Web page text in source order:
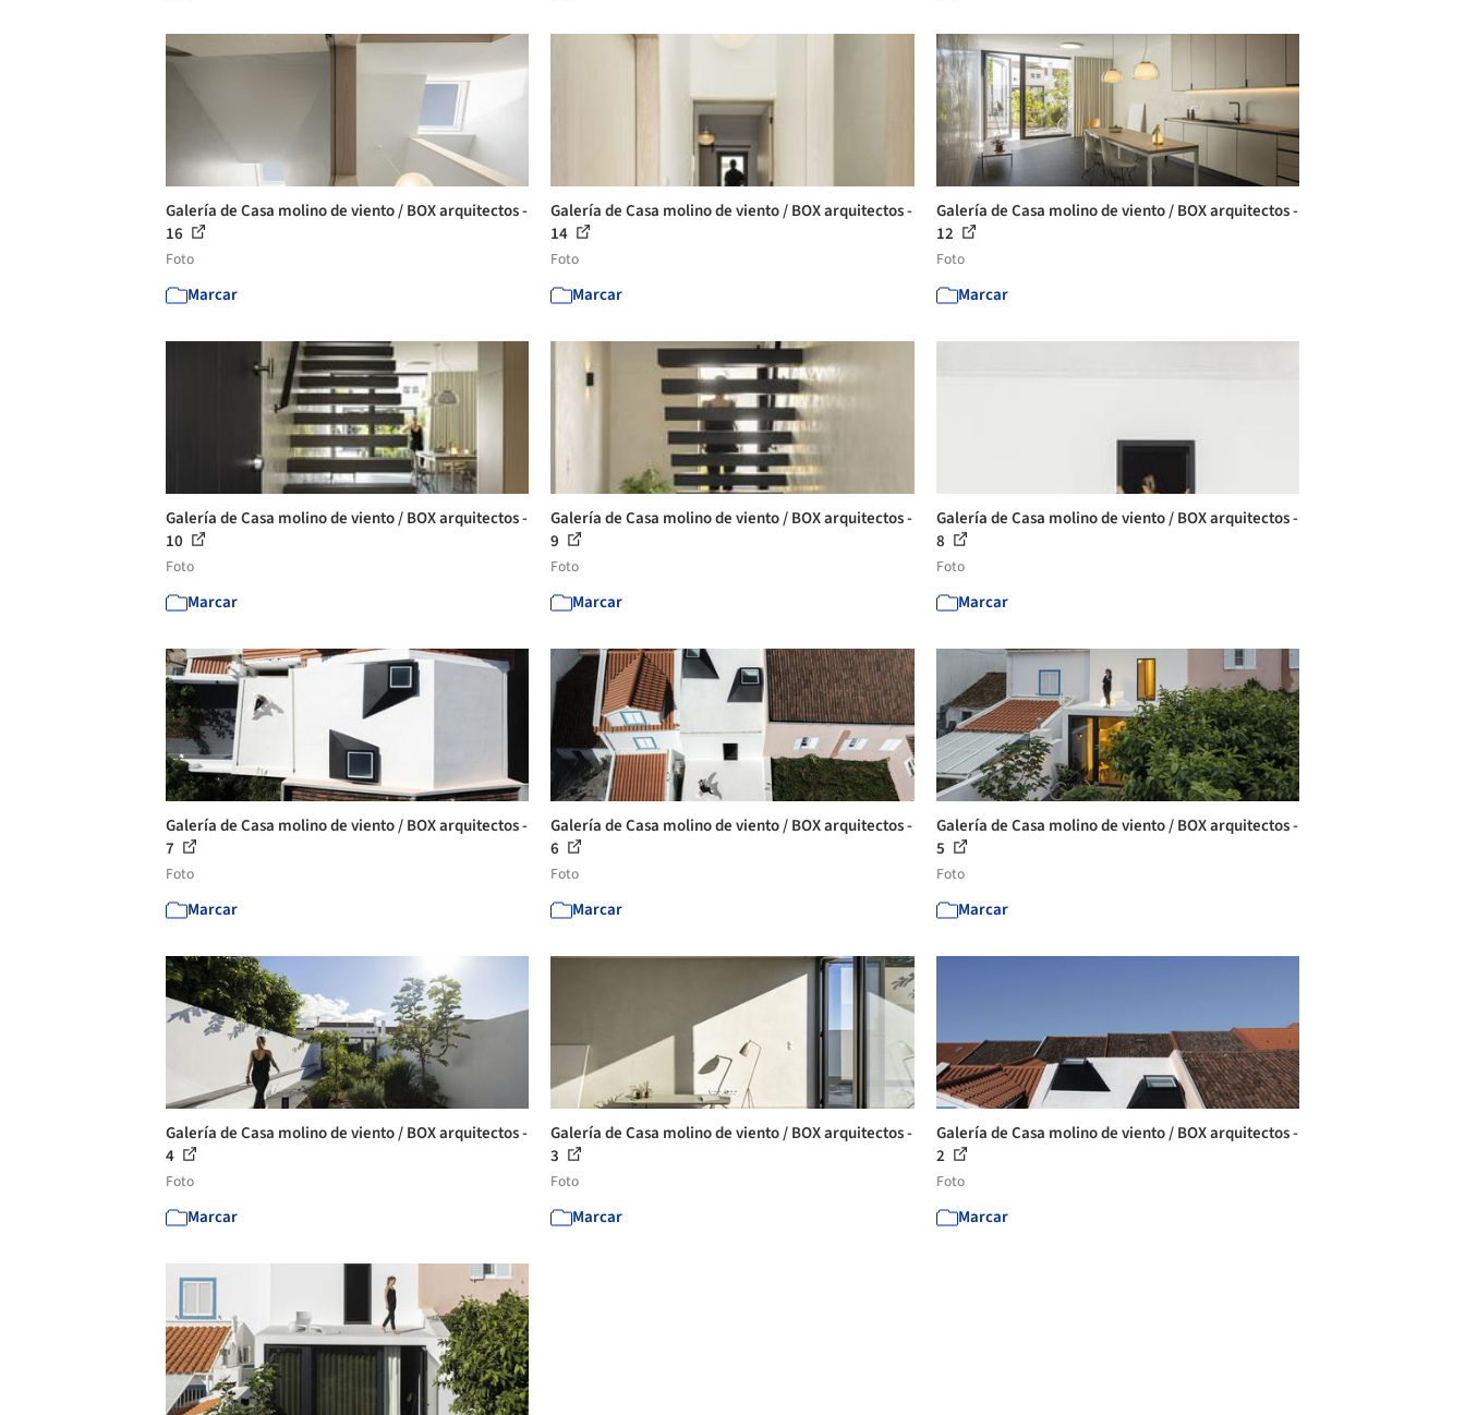
Galería de Casa molino de viento / BOX arquitectos -
16
Foto
Marcar
Galería de Casa molino de viento / BOX arquitectos -
14
Foto
Marcar
Galería de Casa molino de viento / BOX arquitectos -
12
Foto
Marcar
Galería de Casa molino de viento / BOX arquitectos -
10
Foto
Marcar
Galería de Casa molino de viento / BOX arquitectos -
9
Foto
Marcar
Galería de Casa molino de viento / BOX arquitectos -
8
Foto
Marcar
Galería de Casa molino de viento / BOX arquitectos -
7
Foto
Marcar
Galería de Casa molino de viento / BOX arquitectos -
6
Foto
Marcar
Galería de Casa molino de viento / BOX arquitectos -
5
Foto
Marcar
Galería de Casa molino de viento / BOX arquitectos -
4
Foto
Marcar
Galería de Casa molino de viento / BOX arquitectos -
3
Foto
Marcar
Galería de Casa molino de viento / BOX arquitectos -
2
Foto
Marcar